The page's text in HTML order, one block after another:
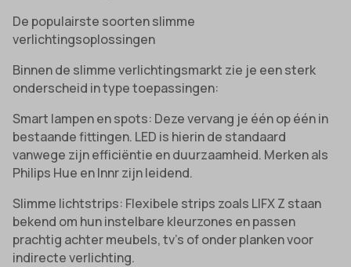
De populairste soorten slimme
verlichtingsoplossingen
Binnen de slimme verlichtingsmarkt zie je een sterk
onderscheid in type toepassingen:
Smart lampen en spots: Deze vervang je één op één in
bestaande fittingen. LED is hierin de standaard
vanwege zijn efficiëntie en duurzaamheid. Merken als
Philips Hue en Innr zijn leidend.
Slimme lichtstrips: Flexibele strips zoals LIFX Z staan
bekend om hun instelbare kleurzones en passen
prachtig achter meubels, tv’s of onder planken voor
indirecte verlichting.